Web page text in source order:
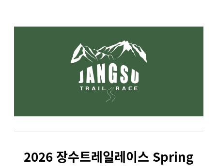
2026 장수트레일레이스 Spring